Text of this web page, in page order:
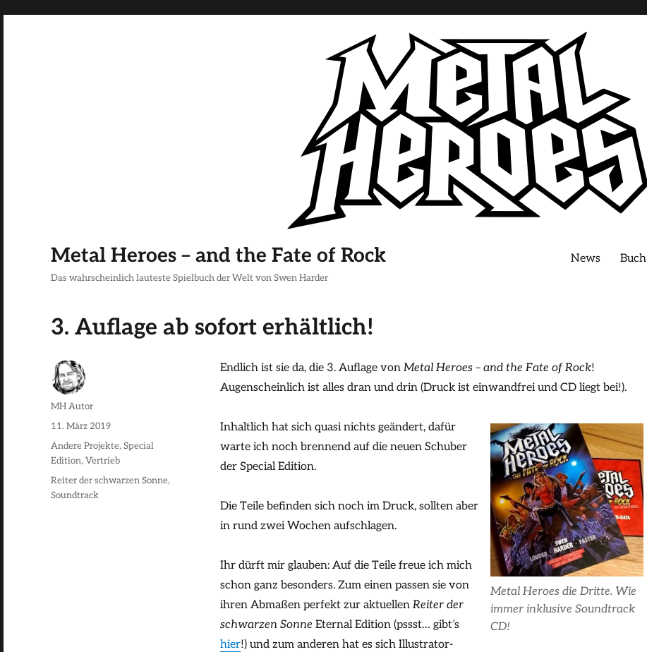
Metal Heroes – and the Fate of Rock
Das wahrscheinlich lauteste Spielbuch der Welt von Swen Harder
News Buch
3. Auflage ab sofort erhältlich!
Endlich ist sie da, die 3. Auflage von Metal Heroes – and the Fate of Rock!
Augenscheinlich ist alles dran und drin (Druck ist einwandfrei und CD liegt bei!).
Metal Heroes die Dritte. Wie
immer inklusive Soundtrack
CD!
Inhaltlich hat sich quasi nichts geändert, dafür
warte ich noch brennend auf die neuen Schuber
der Special Edition.
Die Teile befinden sich noch im Druck, sollten aber
in rund zwei Wochen aufschlagen.
Ihr dürft mir glauben: Auf die Teile freue ich mich
schon ganz besonders. Zum einen passen sie von
ihren Abmaßen perfekt zur aktuellen Reiter der
schwarzen Sonne Eternal Edition (pssst… gibt’s
hier!) und zum anderen hat es sich Illustrator-
Autor
MH Autor
Veröffentlicht
am
11. März 2019
Kategorien
Andere Projekte, Special
Edition, Vertrieb
Schlagwörter
Reiter der schwarzen Sonne,
Soundtrack